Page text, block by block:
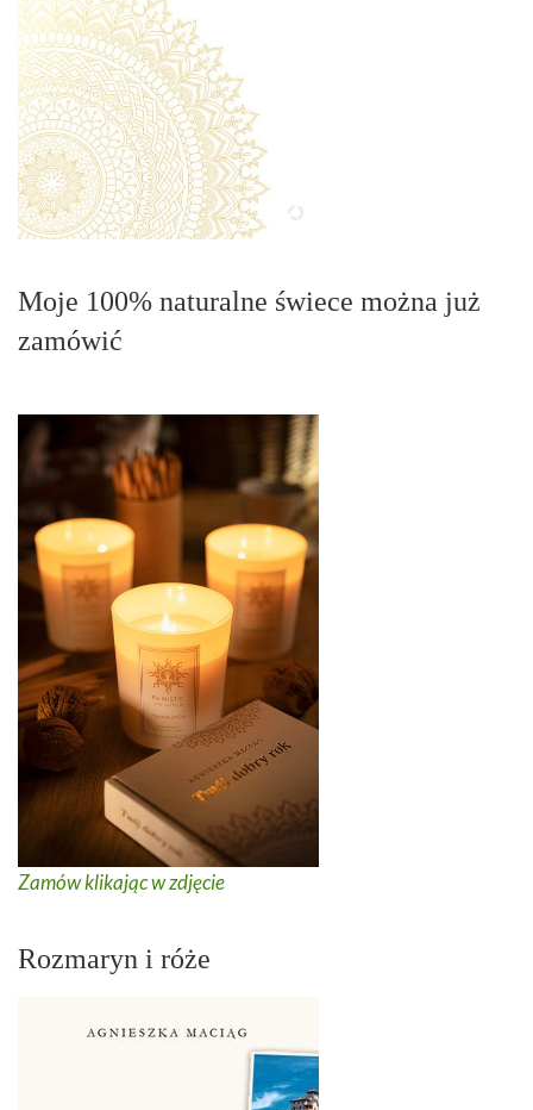
Moje 100% naturalne świece można już
zamówić
Zamów klikając w zdjęcie
Rozmaryn i róże